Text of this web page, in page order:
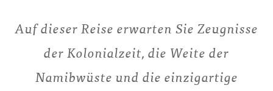
Auf dieser Reise erwarten Sie Zeugnisse
der Kolonialzeit, die Weite der
Namibwüste und die einzigartige